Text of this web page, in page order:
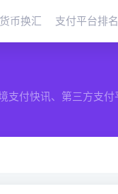
币换汇 支付平台排名
付快讯、第三方支付